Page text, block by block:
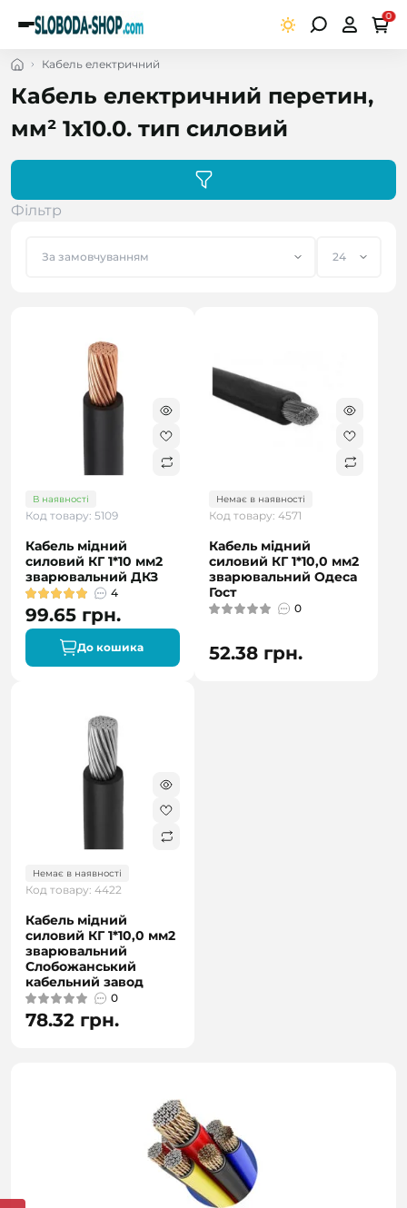
0
Кабель електричний
Кабель електричний перетин,
мм² 1х10.0. тип силовий
Фільтр
В наявності
Код товару: 5109
Кабель мідний
силовий КГ 1*10 мм2
зварювальний ДКЗ
4
99.65 грн.
До кошика
Немає в наявності
Код товару: 4571
Кабель мідний
силовий КГ 1*10,0 мм2
зварювальний Одеса
Гост
0
52.38 грн.
Немає в наявності
Код товару: 4422
Кабель мідний
силовий КГ 1*10,0 мм2
зварювальний
Слобожанський
кабельний завод
0
78.32 грн.